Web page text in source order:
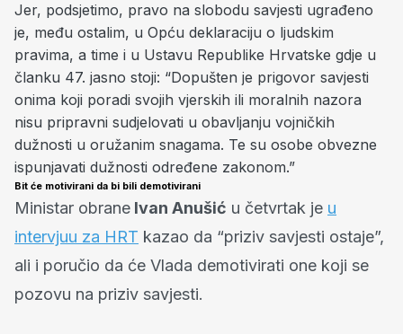
Jer, podsjetimo, pravo na slobodu savjesti ugrađeno
je, među ostalim, u Opću deklaraciju o ljudskim
pravima, a time i u Ustavu Republike Hrvatske gdje u
članku 47. jasno stoji: “Dopušten je prigovor savjesti
onima koji poradi svojih vjerskih ili moralnih nazora
nisu pripravni sudjelovati u obavljanju vojničkih
dužnosti u oružanim snagama. Te su osobe obvezne
ispunjavati dužnosti određene zakonom.”
Bit će motivirani da bi bili demotivirani
Ministar obrane Ivan Anušić u četvrtak je u
intervjuu za HRT kazao da “priziv savjesti ostaje”,
ali i poručio da će Vlada demotivirati one koji se
pozovu na priziv savjesti.